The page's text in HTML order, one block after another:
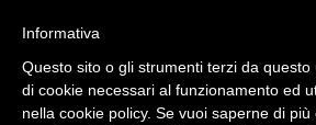
Informativa
Questo sito o gli strumenti terzi da questo
di cookie necessari al funzionamento ed
nella cookie policy. Se vuoi saperne di